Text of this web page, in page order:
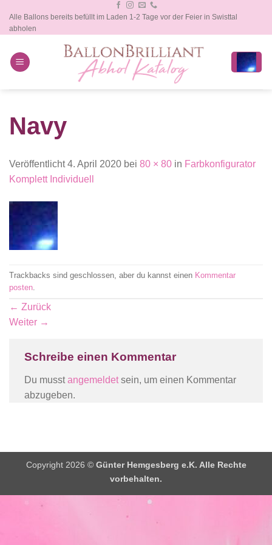
Inhalt
springen
Alle Ballons bereits befüllt im Laden 1-2 Tage vor der Feier in Swisttal
abholen
Navy
Veröffentlicht4. April 2020 bei 80 × 80 in Farbkonfigurator
Komplett Individuell
Trackbacks sind geschlossen, aber du kannst einen Kommentar
posten
← Zurück
Weiter →
Schreibe einen Kommentar
Du musstangemeldetsein, um einen Kommentar
abzugeben.
Copyright 2026 © Günter Hemgesberg e.K. Alle Rechte
vorbehalten.